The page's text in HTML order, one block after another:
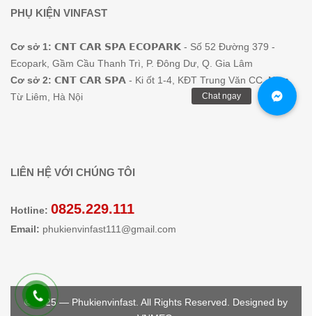
PHỤ KIỆN VINFAST
Cơ sở 1: 𝗖𝗡𝗧 𝗖𝗔𝗥 𝗦𝗣𝗔 𝗘𝗖𝗢𝗣𝗔𝗥𝗞 - Số 52 Đường 379 -
Ecopark, Gầm Cầu Thanh Trì, P. Đông Dư, Q. Gia Lâm
Cơ sở 2: 𝗖𝗡𝗧 𝗖𝗔𝗥 𝗦𝗣𝗔 - Ki ốt 1-4, KĐT Trung Văn CC, Nam
Từ Liêm, Hà Nội
LIÊN HỆ VỚI CHÚNG TÔI
Hotline: 0825.229.111
Email: phukienvinfast111@gmail.com
© 2025 — Phukienvinfast. All Rights Reserved. Designed by